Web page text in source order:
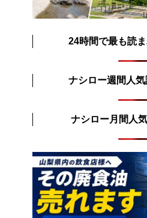
24時間で最も読
ナシロー週間人
ナシロー月間人